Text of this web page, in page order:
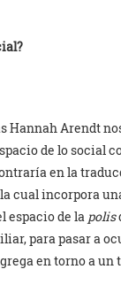
Arendt
de lo social
en la
cual incorpora
espacio de la polis
para pasar a
en torno a